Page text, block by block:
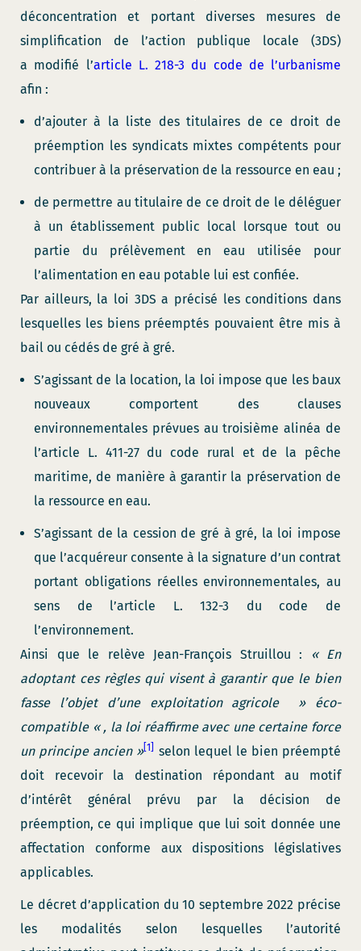
déconcentration et portant diverses mesures de
simplification de l’action publique locale (3DS)
a modifié l’article L. 218-3 du code de l’urbanisme
afin :
d’ajouter à la liste des titulaires de ce droit de
préemption les syndicats mixtes compétents pour
contribuer à la préservation de la ressource en eau ;
de permettre au titulaire de ce droit de le déléguer
à un établissement public local lorsque tout ou
partie du prélèvement en eau utilisée pour
l’alimentation en eau potable lui est confiée.
Par ailleurs, la loi 3DS a précisé les conditions dans
lesquelles les biens préemptés pouvaient être mis à
bail ou cédés de gré à gré.
S’agissant de la location, la loi impose que les baux
nouveaux comportent des clauses
environnementales prévues au troisième alinéa de
l’article L. 411-27 du code rural et de la pêche
maritime, de manière à garantir la préservation de
la ressource en eau.
S’agissant de la cession de gré à gré, la loi impose
que l’acquéreur consente à la signature d’un contrat
portant obligations réelles environnementales, au
sens de l’article L. 132-3 du code de
l’environnement.
Ainsi que le relève Jean-François Struillou :
« En
adoptant ces règles qui visent à garantir que le bien
fasse l’objet d’une exploitation agricole » éco-
compatible « , la loi réaffirme avec une certaine force
un principe ancien » [1]
selon lequel le bien préempté
doit recevoir la destination répondant au motif
d’intérêt général prévu par la décision de
préemption, ce qui implique que lui soit donnée une
affectation conforme aux dispositions législatives
applicables.
Le décret d’application du 10 septembre 2022 précise
les modalités selon lesquelles l’autorité